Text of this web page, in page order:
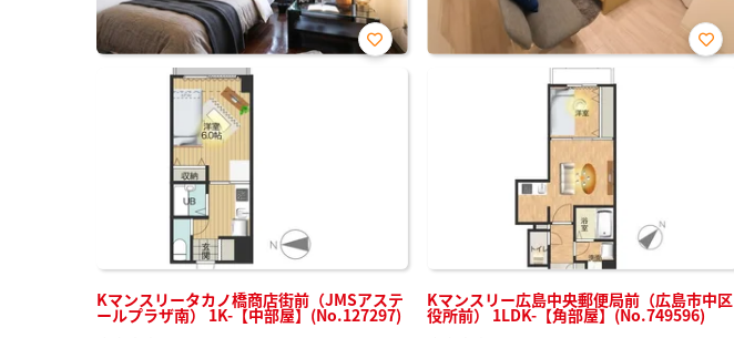
Kマンスリータカノ橋商店街前（JMSアステ
ールプラザ南） 1K-【中部屋】(No.127297)
お気
Kマンスリー広島中央郵便局前（広島市中区
役所前） 1LDK-【角部屋】(No.749596)
お気